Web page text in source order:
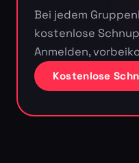
Bei jedem
kostenlose
Anmelden,
Kostenlose